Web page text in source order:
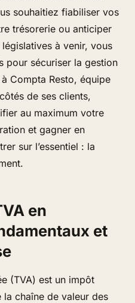
souhaitiez fiabiliser vos
trésorerie ou anticiper
à venir, vous
pour sécuriser la gestion
Compta Resto, équipe
de ses clients,
au maximum votre
et gagner en
sur l’essentiel : la
en
et
(TVA) est un impôt
chaîne de valeur des